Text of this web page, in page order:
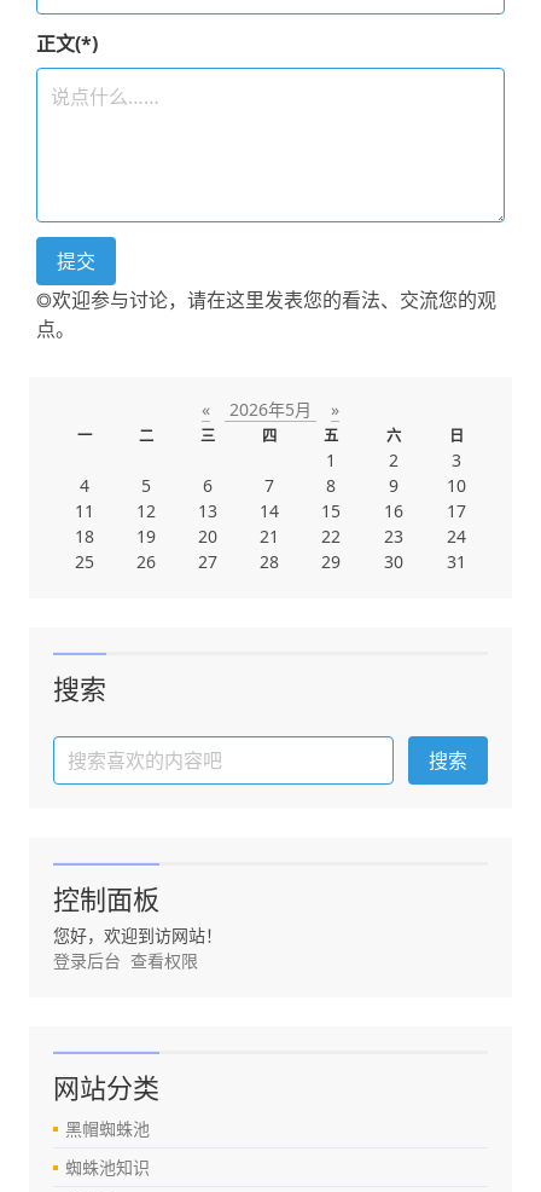
正文(*)
◎欢迎参与讨论，请在这里发表您的看法、交流您的观
点。
« 2026年5月 »
一 二 三 四 五 六 日
1 2
3
4
5 6 7 8 9
10
11
12 13 14 15 16
17
18
19 20 21 22 23
24
25
26 27 28 29 30 31
搜索
控制面板
您好，欢迎到访网站！
登录后台 查看权限
网站分类
黑帽蜘蛛池
蜘蛛池知识